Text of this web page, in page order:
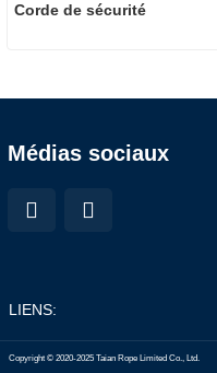
Corde de sécurité
Médias sociaux
LIENS:
Copyright © 2020-2025 Taian Rope Limited Co., Ltd.